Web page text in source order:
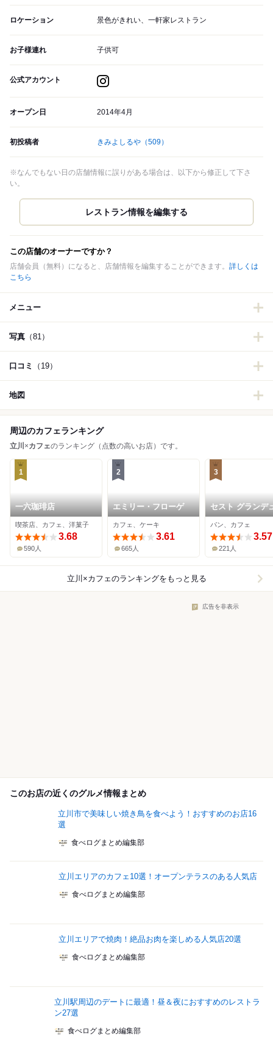
ロケーション 景色がきれい、一軒家レストラン
お子様連れ 子供可
公式アカウント
オープン日 2014年4月
初投稿者 きみよしるや （509）
※なんでもない日の店舗情報に誤りがある場合は、以下から修正して下さ
い。
この店舗のオーナーですか？
店舗会員（無料）になると、店舗情報を編集することができます。 詳しくは
こちら
メニュー
写真 （81）
口コミ （19）
地図
周辺のカフェランキング
立川 ×カフェのランキング（点数の高いお店）です。
1
一六珈琲店
喫茶店、カフェ、洋菓子
3.68
590人
2
エミリー・フローゲ
カフェ、ケーキ
3.61
665人
3
セスト グランデ
立川店
パン、カフェ
3.57
221人
立川×カフェのランキングをもっと見る
広告を非表示
このお店の近くのグルメ情報まとめ
立川市で美味しい焼き鳥を食べよう！おすすめのお店16
選
食べログまとめ編集部
立川エリアのカフェ10選！オープンテラスのある人気店
食べログまとめ編集部
立川エリアで焼肉！絶品お肉を楽しめる人気店20選
食べログまとめ編集部
立川駅周辺のデートに最適！昼＆夜におすすめのレストラ
ン27選
食べログまとめ編集部